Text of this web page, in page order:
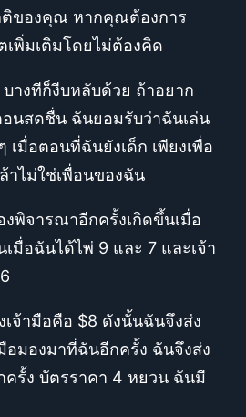
ติของคุณ หากคุณต้องการ
เพิ่มเติมโดยไม่ต้องคิด
บางทีก็งีบหลับด้วย ถ้าอยาก
นสดชื่น ฉันยอมรับว่าฉันเล่น
เมื่อตอนที่ฉันยังเด็ก เพียงเพื่อ
าไม่ใช่เพื่อนของฉัน
พิจารณาอีกครั้งเกิดขึ้นเมื่อ
มื่อฉันได้ไพ่ 9 และ 7 และเจ้า
จ้ามือคือ $8 ดังนั้นฉันจึงส่ง
มองมาที่ฉันอีกครั้ง ฉันจึงส่ง
รั้ง บัตรราคา 4 หยวน ฉันมี